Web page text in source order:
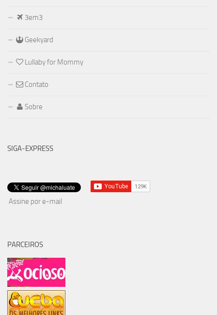
3em3
Geekyard
Lullaby for Mommy
Contato
Sobre
SIGA-EXPRESS
Assine por e-mail
PARCEIROS